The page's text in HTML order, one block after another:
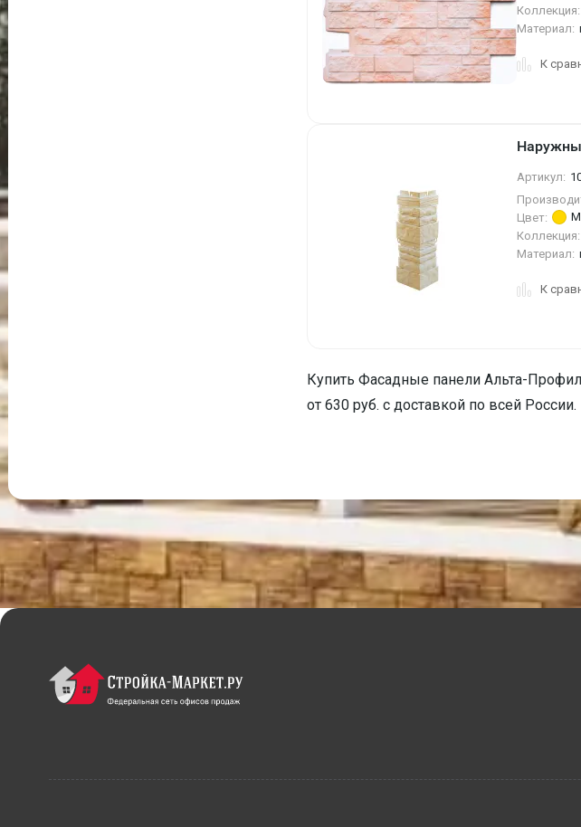
Коллекция:
Материал:
К
Артикул:
Цвет:
Коллекция:
Материал:
К
Купить Фасадные панели Альта-
от 630 руб. с доставкой по всей России.